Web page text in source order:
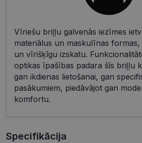
Vīriešu briļļu galvenās iezīmes
materiālus un maskulīnas
un vīrišķīgu izskatu.
optikas īpašības padara šīs briļļu
gan ikdienas lietošanai, gan
pasākumiem, piedāvājot gan
komfortu.
Specifikācija